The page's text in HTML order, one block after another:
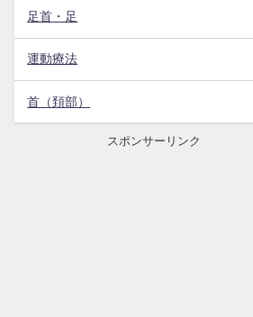
足首・足
運動療法
首（頚部）
スポンサーリンク